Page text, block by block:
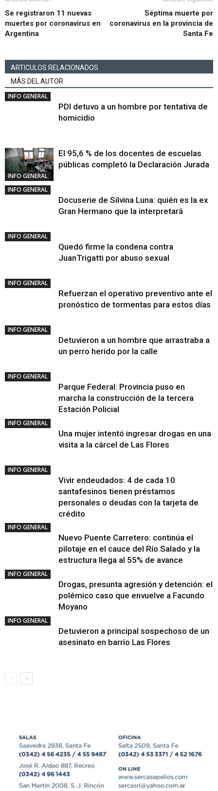
Se registraron 11 nuevas
muertes por coronavirus en
Argentina
Séptima muerte por
coronavirus en la provincia de
Santa Fe
ARTICULOS RELACIONADOS
MÁS DEL AUTOR
INFO GENERAL
PDI detuvo a un hombre por tentativa de
homicidio
INFO GENERAL
El 95,6 % de los docentes de escuelas
públicas completó la Declaración Jurada
INFO GENERAL
Docuserie de Silvina Luna: quién es la ex
Gran Hermano que la interpretará
INFO GENERAL
Quedó firme la condena contra
JuanTrigatti por abuso sexual
INFO GENERAL
Refuerzan el operativo preventivo ante el
pronóstico de tormentas para estos días
INFO GENERAL
Detuvieron a un hombre que arrastraba a
un perro herido por la calle
INFO GENERAL
Parque Federal: Provincia puso en
marcha la construcción de la tercera
Estación Policial
INFO GENERAL
Una mujer intentó ingresar drogas en una
visita a la cárcel de Las Flores
INFO GENERAL
Vivir endeudados: 4 de cada 10
santafesinos tienen préstamos
personales o deudas con la tarjeta de
crédito
INFO GENERAL
Nuevo Puente Carretero: continúa el
pilotaje en el cauce del Río Salado y la
estructura llega al 55% de avance
INFO GENERAL
Drogas, presunta agresión y detención: el
polémico caso que envuelve a Facundo
Moyano
INFO GENERAL
Detuvieron a principal sospechoso de un
asesinato en barrio Las Flores